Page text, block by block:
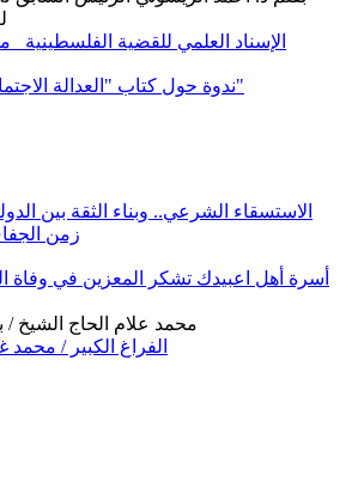
الإسناد العلمي للقضية
ندوة حول كتاب "العدالة الاجتماعية في الإسلام"
الاستسقاء الشرعي.. وبناء الثقة بين
زمن
أسرة أهل اعبيدك تشكر المعزين في وفاة
الفراغ الكبير / محمد